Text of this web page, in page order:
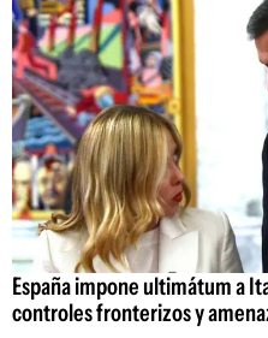
España impone ultimátum a
controles fronterizos y